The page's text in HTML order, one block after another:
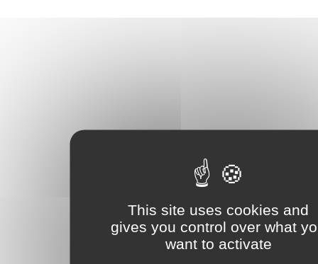
This site uses cookies and
gives you control over what
want to activate